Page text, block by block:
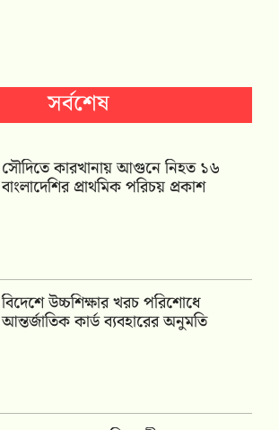
সর্বশেষ
সৌদিতে কারখানায় আগুনে নিহত ১৬
বাংলাদেশির প্রাথমিক পরিচয় প্রকাশ
বিদেশে উচ্চশিক্ষার খরচ পরিশোধে
আন্তর্জাতিক কার্ড ব্যবহারের অনুমতি